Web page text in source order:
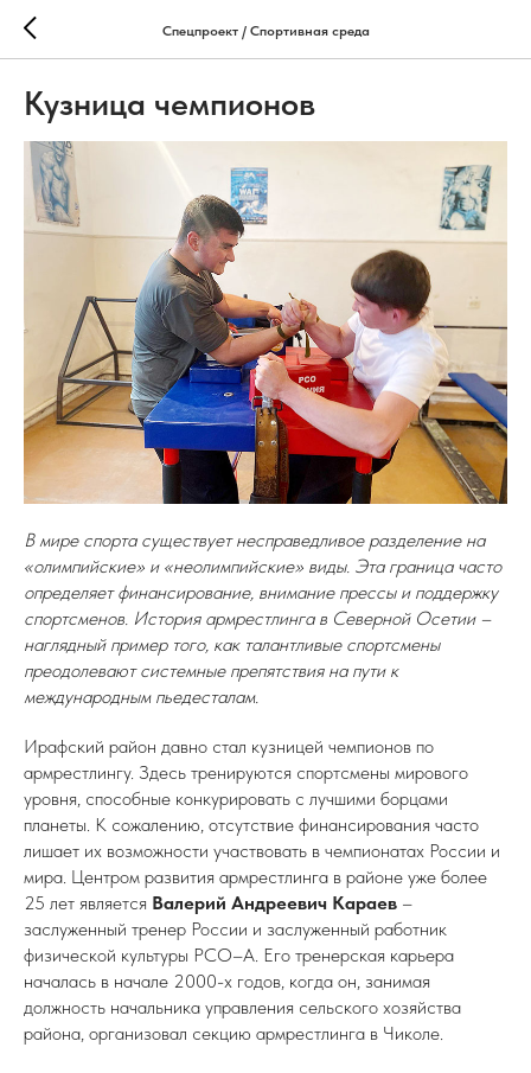
Спецпроект / Спортивная среда
Кузница чемпионов
В мире спорта существует несправедливое разделение на
«олимпийские» и «неолимпийские» виды. Эта граница часто
определяет финансирование, внимание прессы и поддержку
спортсменов. История армрестлинга в Северной Осетии –
наглядный пример того, как талантливые спортсмены
преодолевают системные препятствия на пути к
международным пьедесталам.
Ирафский район давно стал кузницей чемпионов по
армрестлингу. Здесь тренируются спортсмены мирового
уровня, способные конкурировать с лучшими борцами
планеты. К сожалению, отсутствие финансирования часто
лишает их возможности участвовать в чемпионатах России и
мира. Центром развития армрестлинга в районе уже более
25 лет является Валерий Андреевич Караев –
заслуженный тренер России и заслуженный работник
физической культуры РСО–А. Его тренерская карьера
началась в начале 2000-х годов, когда он, занимая
должность начальника управления сельского хозяйства
района, организовал секцию армрестлинга в Чиколе.